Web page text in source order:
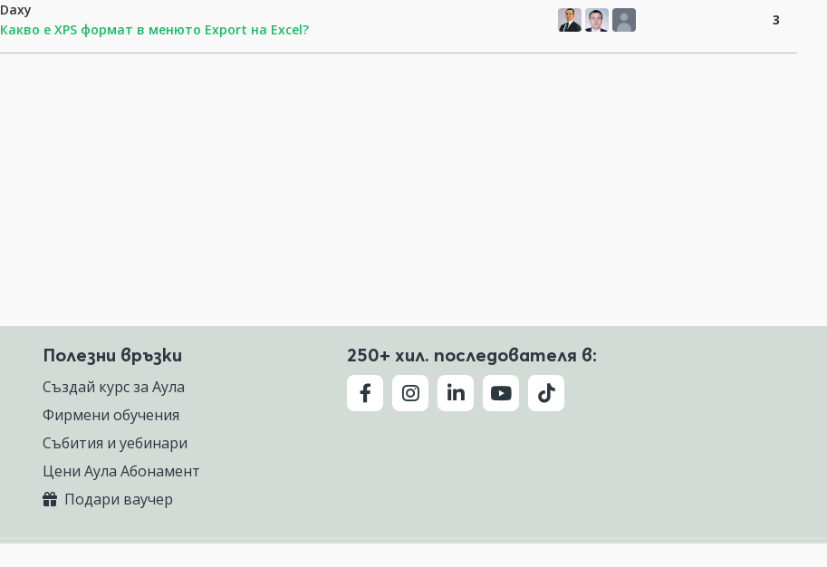
Daxy
Какво е XPS формат в менюто Export на Excel?
3
Полезни връзки
Създай курс за Аула
Фирмени обучения
Събития и уебинари
Цени Аула Абонамент
Подари ваучер
250+ хил. последователя в: